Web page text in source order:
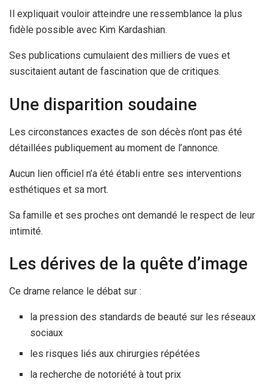
Il expliquait vouloir atteindre une ressemblance la plus
fidèle possible avec Kim Kardashian.
Ses publications cumulaient des milliers de vues et
suscitaient autant de fascination que de critiques.
Une disparition soudaine
Les circonstances exactes de son décès n’ont pas été
détaillées publiquement au moment de l’annonce.
Aucun lien officiel n’a été établi entre ses interventions
esthétiques et sa mort.
Sa famille et ses proches ont demandé le respect de leur
intimité.
Les dérives de la quête d’image
Ce drame relance le débat sur :
la pression des standards de beauté sur les réseaux
sociaux
les risques liés aux chirurgies répétées
la recherche de notoriété à tout prix